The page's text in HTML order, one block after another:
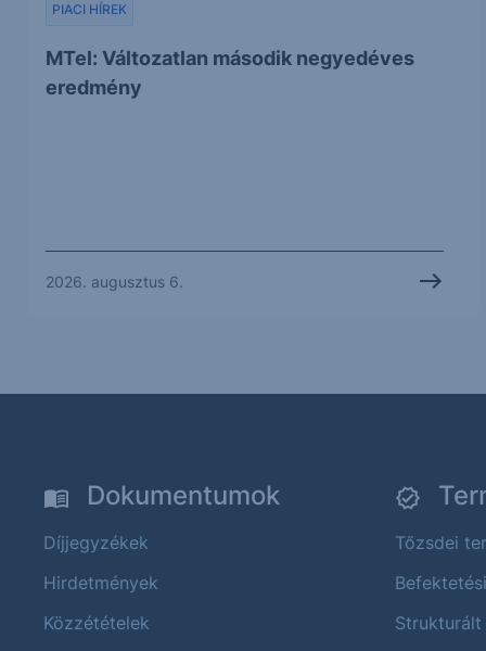
MTel: Változatlan második negyedéves
eredmény
PIACI HÍREK
2026. augusztus 6.
Dokumentumok
Díjjegyzékek
Hirdetmények
Közzétételek
Tőzsdei